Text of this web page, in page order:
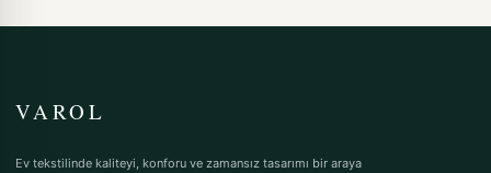
VAROL
Ev tekstilinde kaliteyi, konforu ve zamansız tasarımı bir araya